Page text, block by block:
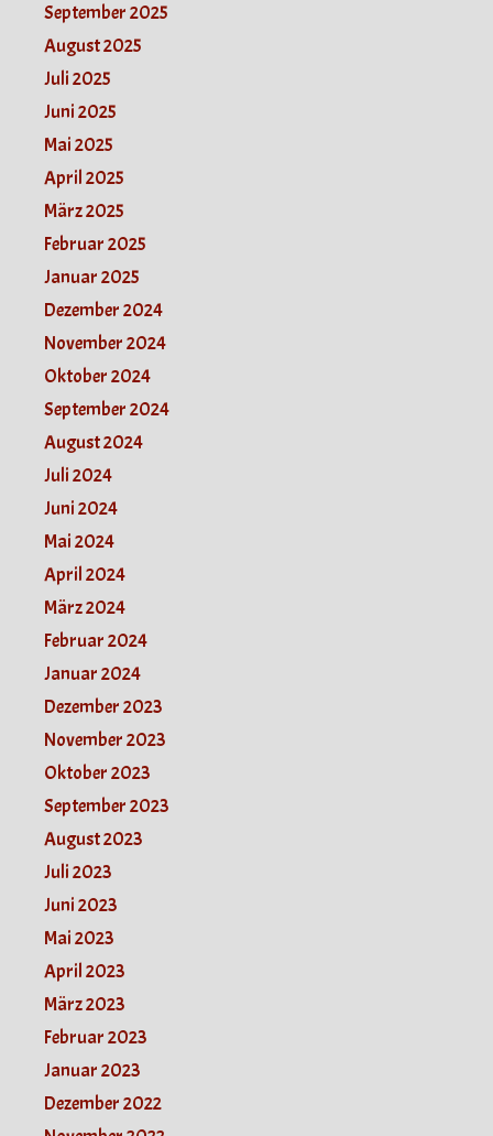
September 2025
August 2025
Juli 2025
Juni 2025
Mai 2025
April 2025
März 2025
Februar 2025
Januar 2025
Dezember 2024
November 2024
Oktober 2024
September 2024
August 2024
Juli 2024
Juni 2024
Mai 2024
April 2024
März 2024
Februar 2024
Januar 2024
Dezember 2023
November 2023
Oktober 2023
September 2023
August 2023
Juli 2023
Juni 2023
Mai 2023
April 2023
März 2023
Februar 2023
Januar 2023
Dezember 2022